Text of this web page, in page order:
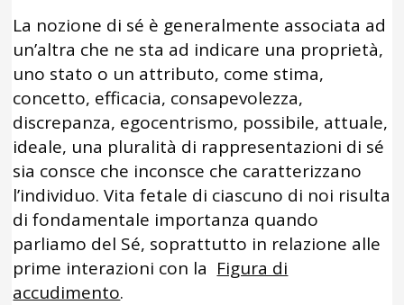
La nozione di sé è generalmente associata ad
un’altra che ne sta ad indicare una proprietà,
uno stato o un attributo, come stima,
concetto, efficacia, consapevolezza,
discrepanza, egocentrismo, possibile, attuale,
ideale, una pluralità di rappresentazioni di sé
sia consce che inconsce che caratterizzano
l’individuo. Vita fetale di ciascuno di noi risulta
di fondamentale importanza quando
parliamo del Sé, soprattutto in relazione alle
prime interazioni con la Figura di
accudimento.